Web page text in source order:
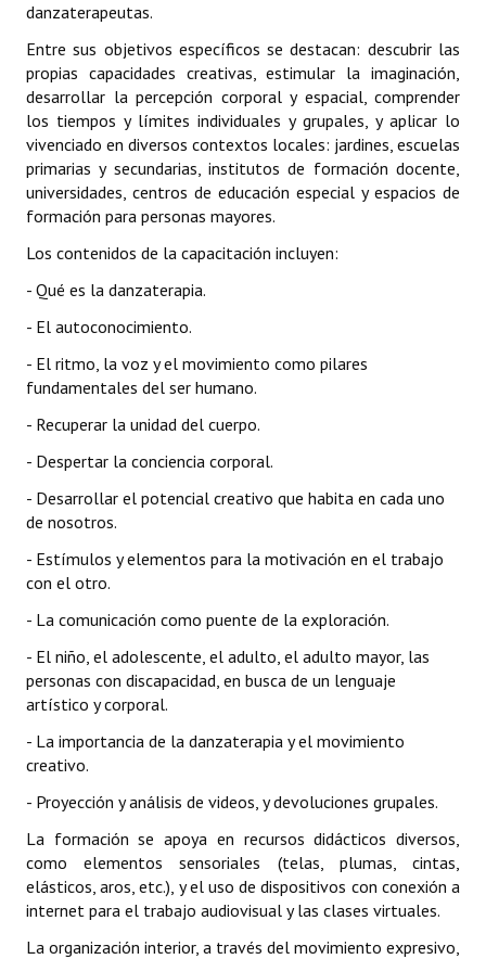
danzaterapeutas.
Entre sus objetivos específicos se destacan: descubrir las
propias capacidades creativas, estimular la imaginación,
desarrollar la percepción corporal y espacial, comprender
los tiempos y límites individuales y grupales, y aplicar lo
vivenciado en diversos contextos locales: jardines, escuelas
primarias y secundarias, institutos de formación docente,
universidades, centros de educación especial y espacios de
formación para personas mayores.
Los contenidos de la capacitación incluyen:
- Qué es la danzaterapia.
- El autoconocimiento.
- El ritmo, la voz y el movimiento como pilares
fundamentales del ser humano.
- Recuperar la unidad del cuerpo.
- Despertar la conciencia corporal.
- Desarrollar el potencial creativo que habita en cada uno
de nosotros.
- Estímulos y elementos para la motivación en el trabajo
con el otro.
- La comunicación como puente de la exploración.
- El niño, el adolescente, el adulto, el adulto mayor, las
personas con discapacidad, en busca de un lenguaje
artístico y corporal.
- La importancia de la danzaterapia y el movimiento
creativo.
- Proyección y análisis de videos, y devoluciones grupales.
La formación se apoya en recursos didácticos diversos,
como elementos sensoriales (telas, plumas, cintas,
elásticos, aros, etc.), y el uso de dispositivos con conexión a
internet para el trabajo audiovisual y las clases virtuales.
La organización interior, a través del movimiento expresivo,